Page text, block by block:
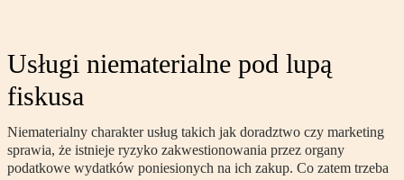
Usługi niematerialne pod lupą
fiskusa
Niematerialny charakter usług takich jak doradztwo czy marketing
sprawia, że istnieje ryzyko zakwestionowania przez organy
podatkowe wydatków poniesionych na ich zakup. Co zatem trzeba